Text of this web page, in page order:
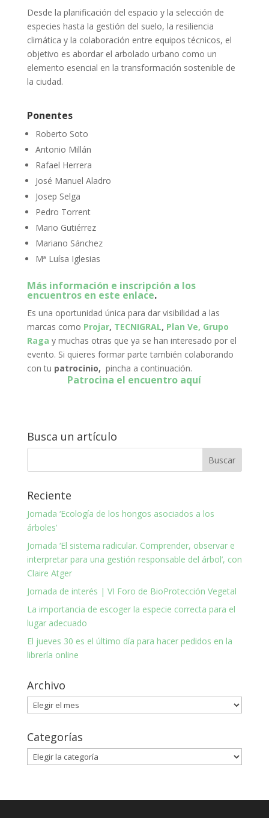
Desde la planificación del espacio y la selección de
especies hasta la gestión del suelo, la resiliencia
climática y la colaboración entre equipos técnicos, el
objetivo es abordar el arbolado urbano como un
elemento esencial en la transformación sostenible de
la ciudad.
Ponentes
Roberto Soto
Antonio Millán
Rafael Herrera
José Manuel Aladro
Josep Selga
Pedro Torrent
Mario Gutiérrez
Mariano Sánchez
Mª Luísa Iglesias
Más información e inscripción a los
encuentros en este enlace.
Es una oportunidad única para dar visibilidad a las
marcas como Projar, TECNIGRAL, Plan Ve, Grupo
Raga y muchas otras que ya se han interesado por el
evento. Si quieres formar parte también colaborando
con tu patrocinio, pincha a continuación.
Patrocina el encuentro aquí
Busca un artículo
Reciente
Jornada ‘Ecología de los hongos asociados a los
árboles’
Jornada ‘El sistema radicular. Comprender, observar e
interpretar para una gestión responsable del árbol’, con
Claire Atger
Jornada de interés | VI Foro de BioProtección Vegetal
La importancia de escoger la especie correcta para el
lugar adecuado
El jueves 30 es el último día para hacer pedidos en la
librería online
Archivo
Archivo
Categorías
Categorías